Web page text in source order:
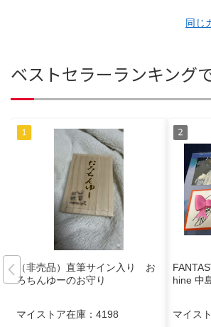
同じ
ベストセラーランキング
（非売品）直筆サイン入り お
ろちんゆーのお守り
マイストア在庫： 4198
hine 中
マイス